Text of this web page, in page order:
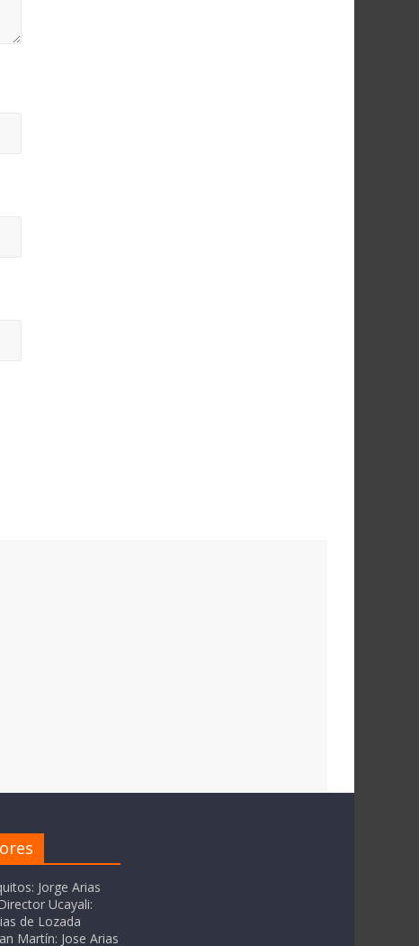
Jorge Arias
Ucayali:
de Lozada
Martín: Jose Arias